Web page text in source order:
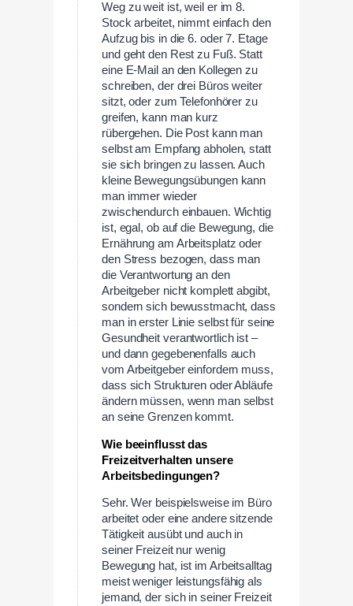
Weg zu weit ist, weil er im 8.
Stock arbeitet, nimmt einfach den
Aufzug bis in die 6. oder 7. Etage
und geht den Rest zu Fuß. Statt
eine E-Mail an den Kollegen zu
schreiben, der drei Büros weiter
sitzt, oder zum Telefonhörer zu
greifen, kann man kurz
rübergehen. Die Post kann man
selbst am Empfang abholen, statt
sie sich bringen zu lassen. Auch
kleine Bewegungsübungen kann
man immer wieder
zwischendurch einbauen. Wichtig
ist, egal, ob auf die Bewegung, die
Ernährung am Arbeitsplatz oder
den Stress bezogen, dass man
die Verantwortung an den
Arbeitgeber nicht komplett abgibt,
sondern sich bewusstmacht, dass
man in erster Linie selbst für seine
Gesundheit verantwortlich ist –
und dann gegebenenfalls auch
vom Arbeitgeber einfordern muss,
dass sich Strukturen oder Abläufe
ändern müssen, wenn man selbst
an seine Grenzen kommt.
Wie beeinflusst das
Freizeitverhalten unsere
Arbeitsbedingungen?
Sehr. Wer beispielsweise im Büro
arbeitet oder eine andere sitzende
Tätigkeit ausübt und auch in
seiner Freizeit nur wenig
Bewegung hat, ist im Arbeitsalltag
meist weniger leistungsfähig als
jemand, der sich in seiner Freizeit